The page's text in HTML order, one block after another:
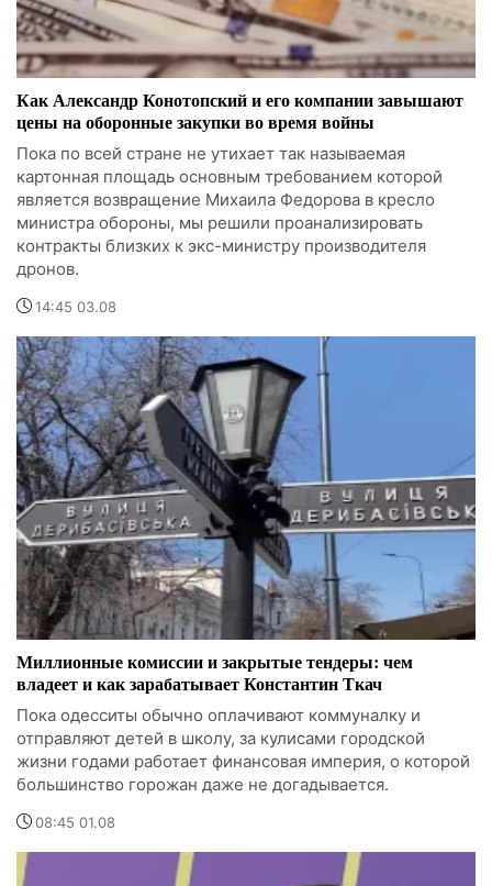
Как Александр Конотопский и его компании завышают
цены на оборонные закупки во время войны
Пока по всей стране не утихает так называемая
картонная площадь основным требованием которой
является возвращение Михаила Федорова в кресло
министра обороны, мы решили проанализировать
контракты близких к экс-министру производителя
дронов.
14:45 03.08
Миллионные комиссии и закрытые тендеры: чем
владеет и как зарабатывает Константин Ткач
Пока одесситы обычно оплачивают коммуналку и
отправляют детей в школу, за кулисами городской
жизни годами работает финансовая империя, о которой
большинство горожан даже не догадывается.
08:45 01.08